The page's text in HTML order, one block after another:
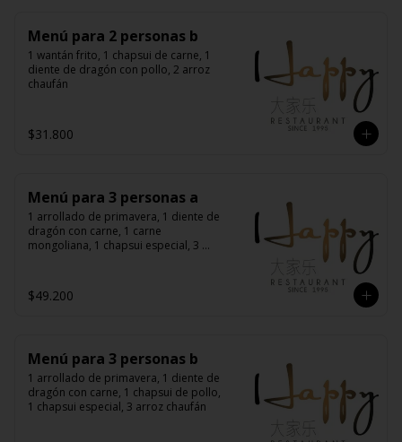
Menú para 2 personas b
1 wantán frito, 1 chapsui de carne, 1
diente de dragón con pollo, 2 arroz
chaufán
$31.800
Menú para 3 personas a
1 arrollado de primavera, 1 diente de
dragón con carne, 1 carne
mongoliana, 1 chapsui especial, 3
$49.200
Menú para 3 personas b
1 arrollado de primavera, 1 diente de
dragón con carne, 1 chapsui de pollo,
1 chapsui especial, 3 arroz chaufán